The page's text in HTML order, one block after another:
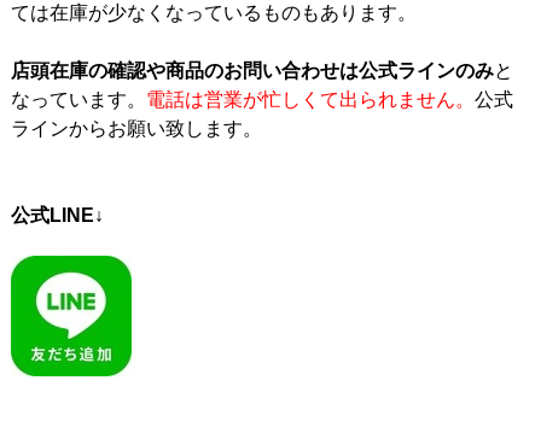
ては在庫が少なくなっているものもあります。
店頭在庫の確認や商品のお問い合わせは公式ラインのみと
なっています。 電話は営業が忙しくて出られません。 公式
ラインからお願い致します。
公式LINE↓